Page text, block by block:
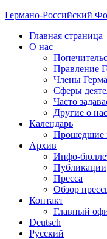
Германо-Российский
Главная страница
О нас
Правление
Члены
Сферы
Часто
Другие о нас
Календарь
Прошедшие
Архив
Инфо-
Публикации
Пресса
Обзор
Контакт
Главный
Deutsch
Русский